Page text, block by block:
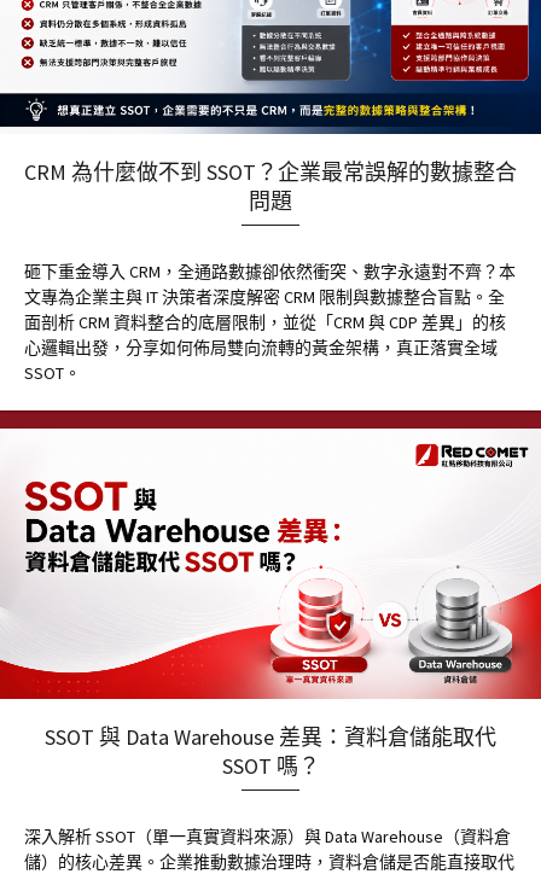
CRM 為什麼做不到 SSOT？企業最常誤解的數據整合
問題
砸下重金導入 CRM，全通路數據卻依然衝突、數字永遠對不齊？本
文專為企業主與 IT 決策者深度解密 CRM 限制與數據整合盲點。全
面剖析 CRM 資料整合的底層限制，並從「CRM 與 CDP 差異」的核
心邏輯出發，分享如何佈局雙向流轉的黃金架構，真正落實全域
SSOT。
SSOT 與 Data Warehouse 差異：資料倉儲能取代
SSOT 嗎？
深入解析 SSOT（單一真實資料來源）與 Data Warehouse（資料倉
儲）的核心差異。企業推動數據治理時，資料倉儲是否能直接取代